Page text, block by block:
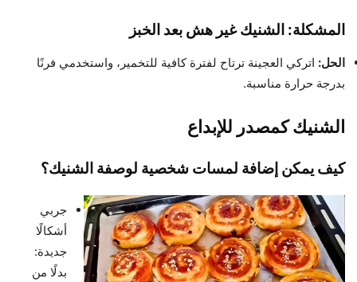
المشكلة: الشنيك غير هش بعد الخبز
الحل: اتركي العجينة ترتاح لفترة كافية للتخمير، واستخدمي فرنًا
بدرجة حرارة مناسبة.
الشنيك كمصدر للإبداع
كيف يمكن إضافة لمسات شخصية لوصفة الشنيك؟
جربي
أشكالًا
جديدة:
بدلًا من